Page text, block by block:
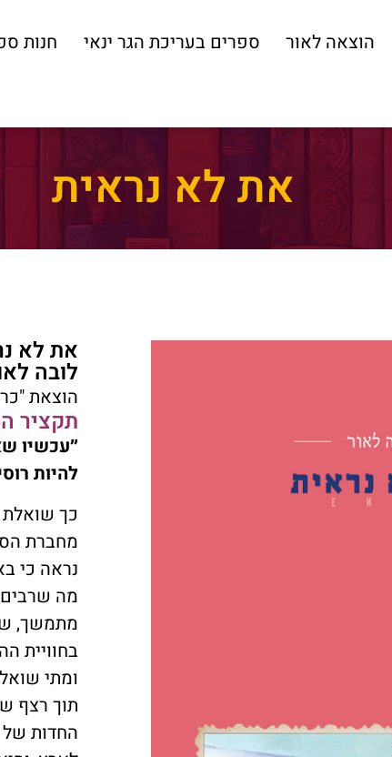
הוצאה לאור ספרים בעריכת הגר ינאי חנות
את לא נראית
את לא
לובה
הוצאת
תקציר
״עכשיו
להיות
כך שואלת
מחברת
נראה כי
מה
מתמשך,
בחוויית
ומתי
תוך רצף
החדות